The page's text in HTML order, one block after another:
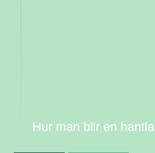
Hur man blir en